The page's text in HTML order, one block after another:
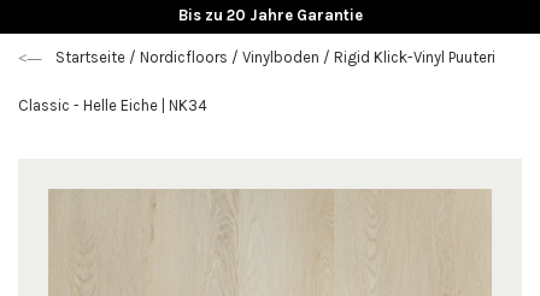
Große Auswahl an Bodenbelägen
Startseite / Nordicfloors / Vinylboden / Rigid Klick-Vinyl Puuteri
Classic - Helle Eiche | NK34